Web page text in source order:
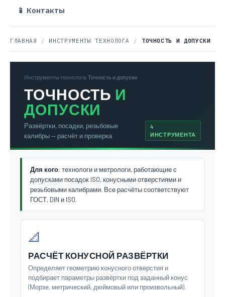
📱 Контакты
ГЛАВНАЯ / ИНСТРУМЕНТЫ ТЕХНОЛОГА / ТОЧНОСТЬ И ДОПУСКИ
Инструменты технолога ›Точность и допуски
ТОЧНОСТЬ И
ДОПУСКИ
Развёртки, посадки, резьбовые
калибры — расчёт и проверка
4
ИНСТРУМЕНТА
Для кого: технологи и метрологи, работающие с
допусками посадок ISO, конусными отверстиями и
резьбовыми калибрами. Все расчёты соответствуют
ГОСТ, DIN и ISO.
📐
РАСЧЁТ КОНУСНОЙ РАЗВЁРТКИ
Определяет геометрию конусного отверстия и
подбирает параметры развёртки под заданный конус
(Морзе, метрический, дюймовый или произвольный).